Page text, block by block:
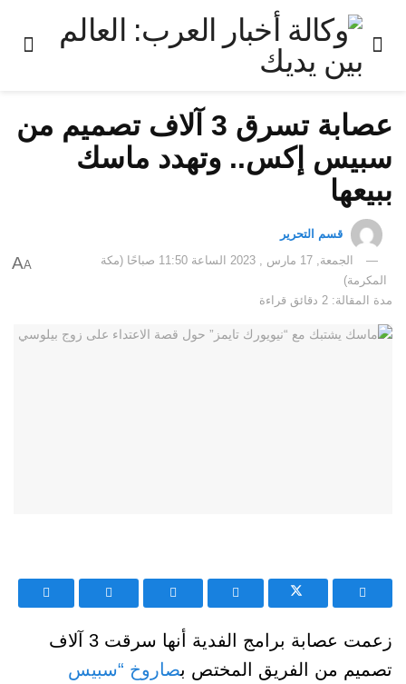
عصابة تسرق 3 آلاف تصميم من
سبيس إكس.. وتهدد ماسك
ببيعها
قسم التحرير
الجمعة, 17 مارس , 2023 الساعة 11:50 صباحًا (مكة
المكرمة)
مدة المقالة: 2 دقائق قراءة
A
A
زعمت عصابة برامج الفدية أنها سرقت 3 آلاف
تصميم من الفريق المختص بصاروخ “سبيس